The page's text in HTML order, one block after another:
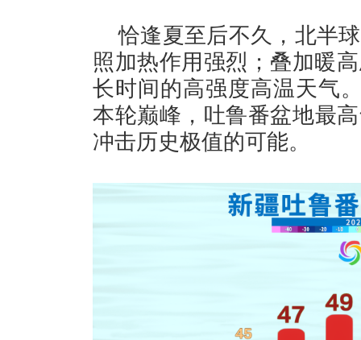
恰逢夏至后不久，北半
照加热作用强烈；叠加暖
长时间的高强度高温天气
本轮巅峰，吐鲁番盆地最
冲击历史极值的可能。